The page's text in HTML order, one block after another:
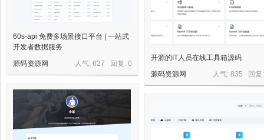
60s-api 免费多场景接口平台 | 一站式
开发者数据服务
人气: 627 回复: 0
源码资源网
开源的IT人员在线工具箱源码
人气: 835 回
源码资源网